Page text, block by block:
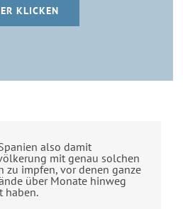
KLICKEN
also damit
mit genau solchen
zu impfen, vor denen ganze
über Monate hinweg
haben.